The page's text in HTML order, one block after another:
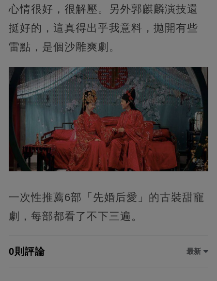
心情很好，很解壓。另外郭麒麟演技還
挺好的，這真得出乎我意料，拋開有些
雷點，是個沙雕爽劇。
一次性推薦6部「先婚后愛」的古裝甜寵
劇，每部都看了不下三遍。
0則評論 最新